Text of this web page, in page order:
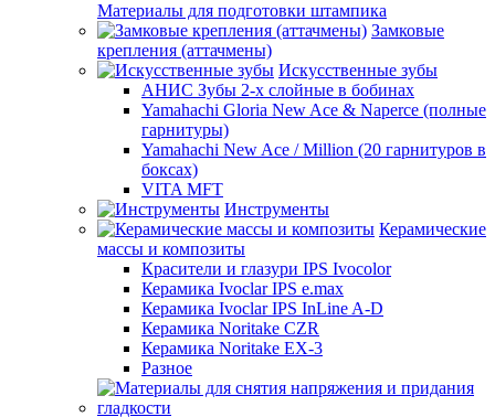
Материалы для подготовки штампика
Замковые
крепления (аттачмены)
Искусственные зубы
АНИС Зубы 2-х слойные в бобинах
Yamahachi Gloria New Ace & Naperce (полные
гарнитуры)
Yamahachi New Ace / Million (20 гарнитуров в
боксах)
VITA MFT
Инструменты
Керамические
массы и композиты
Красители и глазури IPS Ivocolor
Керамика Ivoclar IPS e.max
Керамика Ivoclar IPS InLine A-D
Керамика Noritake CZR
Керамика Noritake EX-3
Разное